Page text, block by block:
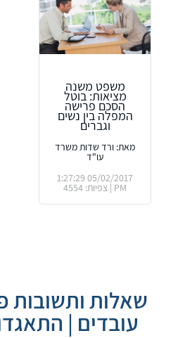
משפט משנה
מציאות: בוטל
הסכם פרישה
המפלה בין נשים
וגברים
מאת: ורד שדות משרד
עו"ד
05/02/2017 1:27:29
PM | צפיות: 4554
שאלות ותשובות
עובדים |